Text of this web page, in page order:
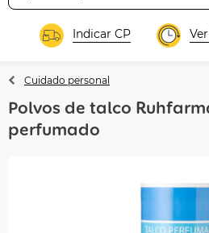
Indicar CP
Cuidado personal
Polvos de talco
perfumado